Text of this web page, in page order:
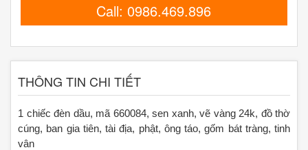
Call: 0986.469.896
THÔNG TIN CHI TIẾT
1 chiếc đèn dầu, mã 660084, sen xanh, vẽ vàng 24k, đồ thờ
cúng, ban gia tiên, tài địa, phật, ông táo, gốm bát tràng, tinh
vân